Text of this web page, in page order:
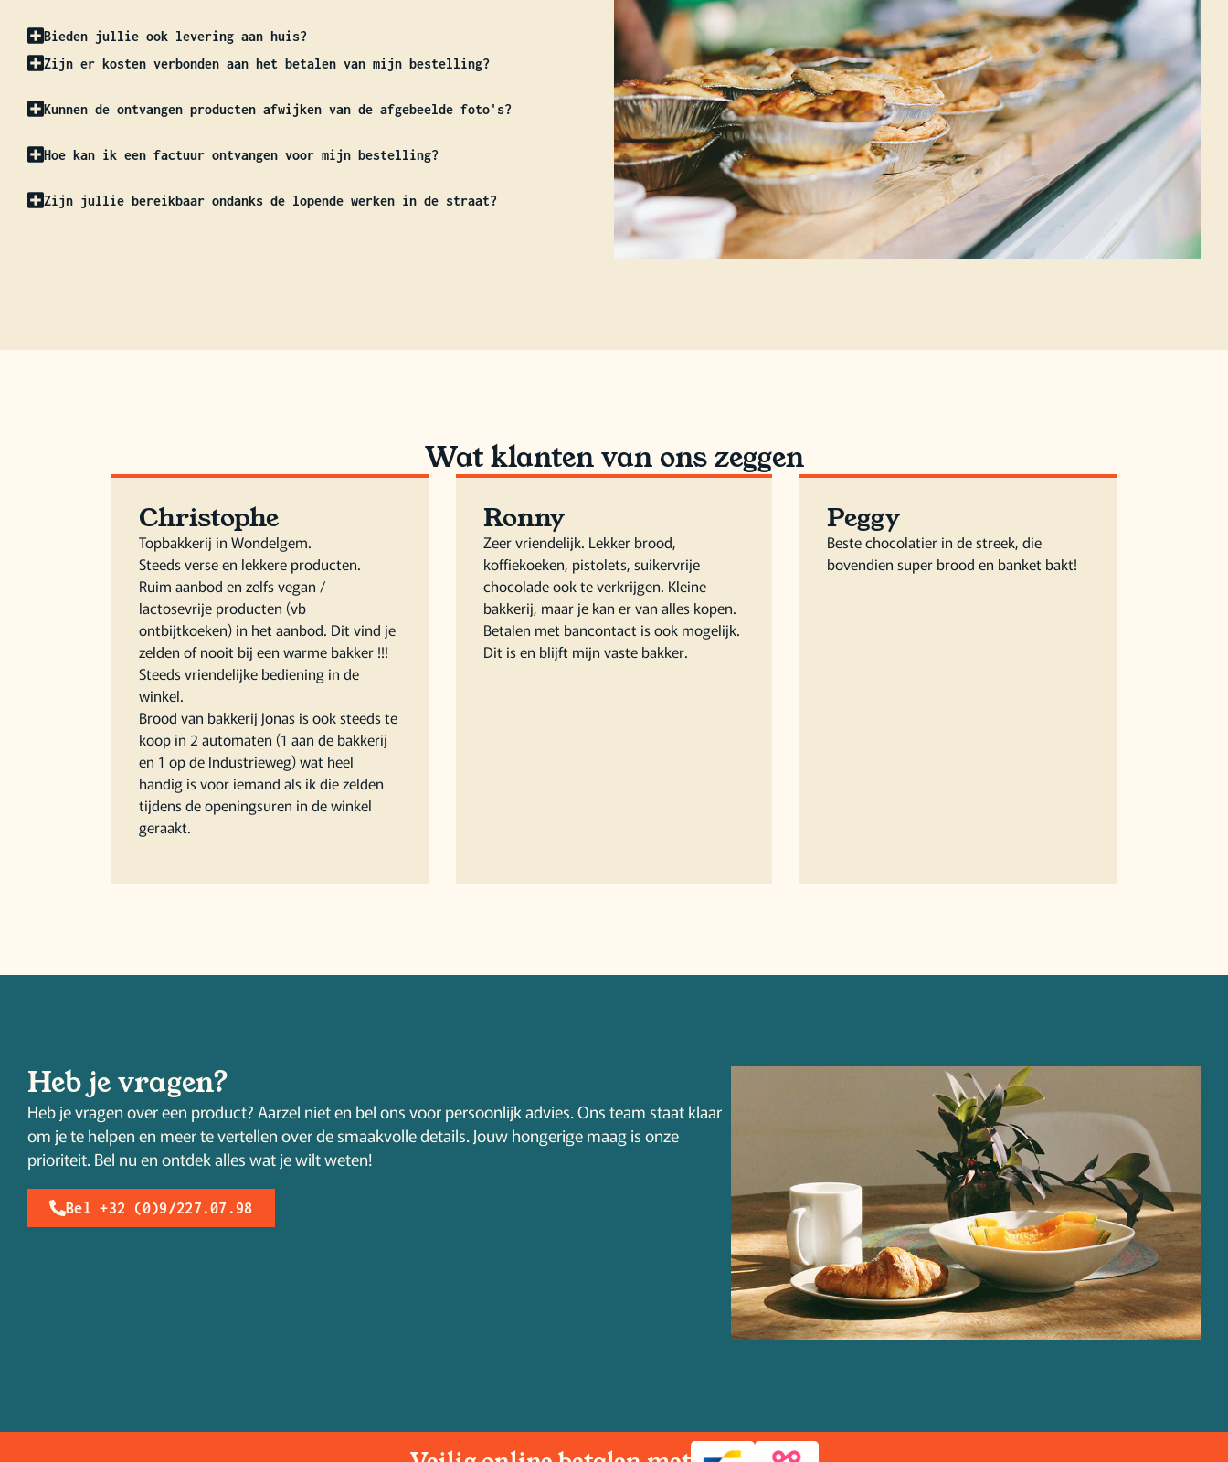
Bieden jullie ook levering aan huis?
Zijn er kosten verbonden aan het betalen van mijn bestelling?
Kunnen de ontvangen producten afwijken van de afgebeelde foto's?
Hoe kan ik een factuur ontvangen voor mijn bestelling?
Zijn jullie bereikbaar ondanks de lopende werken in de straat?
Wat klanten van ons zeggen
Christophe
Topbakkerij in Wondelgem.
Steeds verse en lekkere producten.
Ruim aanbod en zelfs vegan /
lactosevrije producten (vb
ontbijtkoeken) in het aanbod. Dit vind je
zelden of nooit bij een warme bakker !!!
Steeds vriendelijke bediening in de
winkel.
Brood van bakkerij Jonas is ook steeds te
koop in 2 automaten (1 aan de bakkerij
en 1 op de Industrieweg) wat heel
handig is voor iemand als ik die zelden
tijdens de openingsuren in de winkel
geraakt.
Ronny
Zeer vriendelijk. Lekker brood,
koffiekoeken, pistolets, suikervrije
chocolade ook te verkrijgen. Kleine
bakkerij, maar je kan er van alles kopen.
Betalen met bancontact is ook mogelijk.
Dit is en blijft mijn vaste bakker.
Peggy
Beste chocolatier in de streek, die
bovendien super brood en banket bakt!
Heb je vragen?
Heb je vragen over een product? Aarzel niet en bel ons voor persoonlijk advies. Ons team staat klaar
om je te helpen en meer te vertellen over de smaakvolle details. Jouw hongerige maag is onze
prioriteit. Bel nu en ontdek alles wat je wilt weten!
Bel +32 (0)9/227.07.98